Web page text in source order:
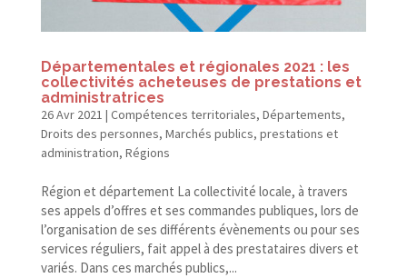
Départementales et régionales 2021 : les
collectivités acheteuses de prestations et
administratrices
26 Avr 2021 | Compétences territoriales, Départements,
Droits des personnes, Marchés publics, prestations et
administration, Régions
Région et département La collectivité locale, à travers
ses appels d’offres et ses commandes publiques, lors de
l’organisation de ses différents évènements ou pour ses
services réguliers, fait appel à des prestataires divers et
variés. Dans ces marchés publics,...